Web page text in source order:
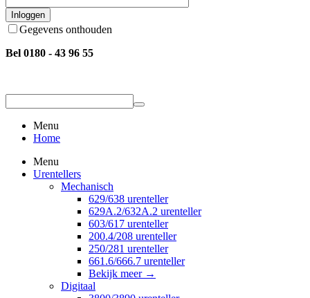
Inloggen
Gegevens onthouden
Bel 0180 - 43 96 55
Menu
Home
Menu
Urentellers
Mechanisch
629/638 urenteller
629A.2/632A.2 urenteller
603/617 urenteller
200.4/208 urenteller
250/281 urenteller
661.6/666.7 urenteller
Bekijk meer →
Digitaal